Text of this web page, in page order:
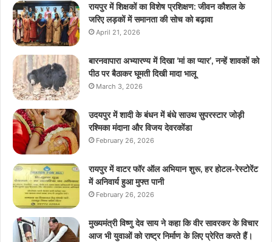
रायपुर में शिक्षकों का विशेष प्रशिक्षण: जीवन कौशल के
जरिए लड़कों में समानता की सोच को बढ़ावा
April 21, 2026
बारनवापारा अभ्यारण्य में दिखा ‘मां का प्यार’, नन्हें शावकों को
पीठ पर बैठाकर घूमती दिखी मादा भालू
March 3, 2026
उदयपुर में शादी के बंधन में बंधे साउथ सुपरस्टार जोड़ी
रश्मिका मंदाना और विजय देवरकोंडा
February 26, 2026
रायपुर में वाटर फॉर ऑल अभियान शुरू, हर होटल-रेस्टोरेंट
में अनिवार्य हुआ मुफ्त पानी
February 26, 2026
मुख्यमंत्री विष्णु देव साय ने कहा कि वीर सावरकर के विचार
आज भी युवाओं को राष्ट्र निर्माण के लिए प्रेरित करते हैं।